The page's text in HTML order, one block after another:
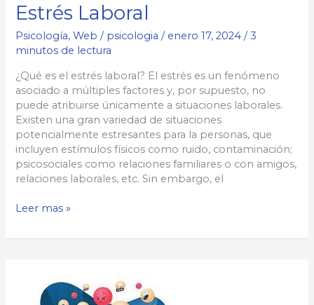
Estrés Laboral
Psicología,Web / psicologia/ enero 17, 2024/3
minutos de lectura
¿Qué es el estrés laboral? El estrés es un fenómeno
asociado a múltiples factores y, por supuesto, no
puede atribuirse únicamente a situaciones laborales.
Existen una gran variedad de situaciones
potencialmente estresantes para la personas, que
incluyen estímulos físicos como ruido, contaminación;
psicosociales como relaciones familiares o con amigos,
relaciones laborales, etc. Sin embargo, el
Estrés
Leer mas »